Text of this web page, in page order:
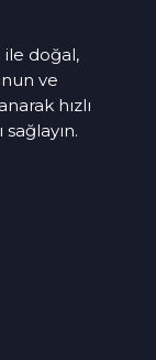
ile doğal,
ve
hızlı